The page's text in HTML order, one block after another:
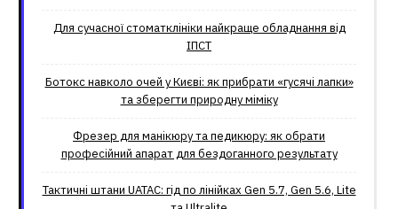
Для сучасної стоматклініки найкраще обладнання від
ІПСТ
Ботокс навколо очей у Києві: як прибрати «гусячі лапки»
та зберегти природну міміку
Фрезер для манікюру та педикюру: як обрати
професійний апарат для бездоганного результату
Тактичні штани UATAC: гід по лінійках Gen 5.7, Gen 5.6, Lite